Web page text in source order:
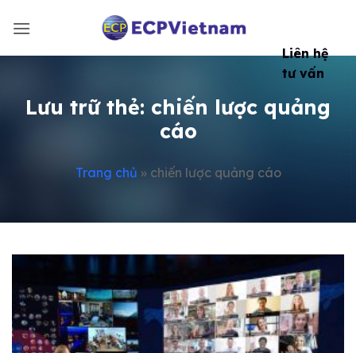
qua
Liên hệ
tư vấn
Lưu trữ thẻ: chiến lược quảng
cáo
Trang chủ » chiến lược quảng cáo